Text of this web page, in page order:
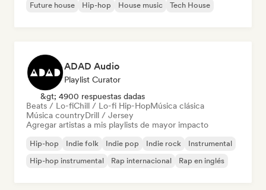
Future house
Hip-hop House music Tech House
ADAD Audio
Playlist Curator
&gt; 4900 respuestas dadas
Beats / Lo-fiChill / Lo-fi Hip-HopMúsica clásica
Música countryDrill / Jersey
Agregar artistas a mis playlists de mayor impacto
Hip-hop Indie folk Indie pop Indie rock
Instrumental
Hip-hop instrumental
Rap internacional Rap en inglés